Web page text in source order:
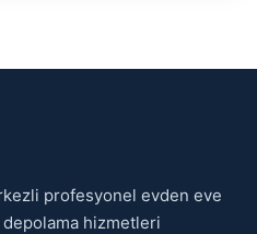
profesyonel evden eve
depolama hizmetleri